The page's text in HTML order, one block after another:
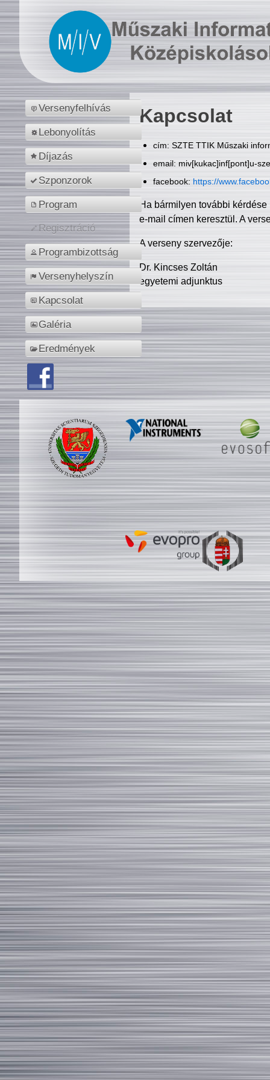
Versenyfelhívás
Lebonyolítás
Díjazás
Szponzorok
Program
Regisztráció
Programbizottság
Versenyhelyszín
Kapcsolat
Galéria
Eredmények
Kapcsolat
cím: SZTE TTIK Műszaki
email: miv[kukac]inf[pont]u-
facebook: https://
Ha bármilyen további
e-mail címen keresztül. A
A verseny szervezője:
Dr. Kincses Zoltán
egyetemi adjunktus